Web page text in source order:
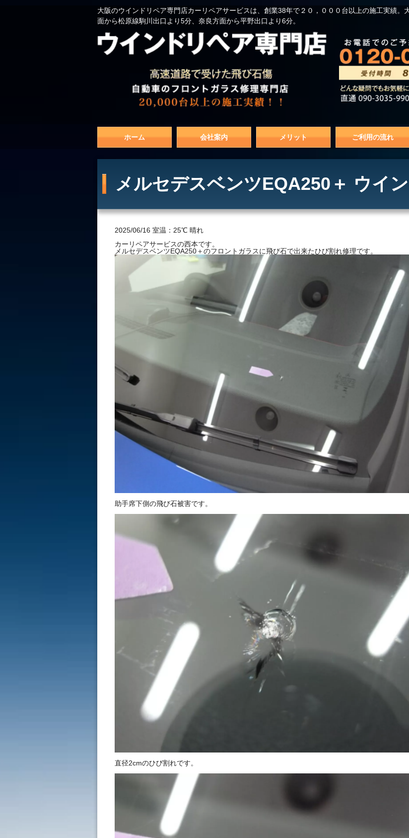
大阪のウインドリペア専門店カーリペアサービスは、創業38年で２０，０００台以上の施工実績
面から松原線駒川出口より5分、奈良方面から平野出口より6分。
ホーム 会社案内 メリット ご利用の流れ
メルセデスベンツEQA250＋ ウイ
ペア 2cm
2025/06/16 室温：25℃ 晴れ
カーリペアサービスの西本です。
メルセデスベンツEQA250＋のフロントガラスに飛び石で出来たひび割れ修理です。
助手席下側の飛び石被害です。
直径2cmのひび割れです。